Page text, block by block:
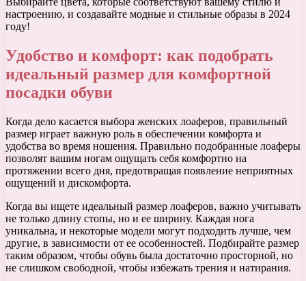
настроению, и создавайте модные и стильные образы в 2024
году!
Удобство и комфорт: как подобрать
идеальный размер для комфортной
посадки обуви
Когда дело касается выбора женских лоаферов, правильный
размер играет важную роль в обеспечении комфорта и
удобства во время ношения. Правильно подобранные лоаферы
позволят вашим ногам ощущать себя комфортно на
протяжении всего дня, предотвращая появление неприятных
ощущений и дискомфорта.
Когда вы ищете идеальный размер лоаферов, важно учитывать
не только длину стопы, но и ее ширину. Каждая нога
уникальна, и некоторые модели могут подходить лучше, чем
другие, в зависимости от ее особенностей. Подбирайте размер
таким образом, чтобы обувь была достаточно просторной, но
не слишком свободной, чтобы избежать трения и натирания.